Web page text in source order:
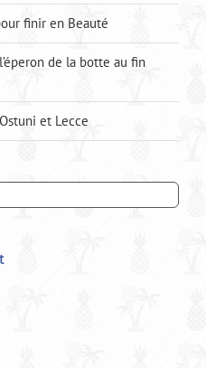
finir en Beauté
de la botte au fin
et Lecce